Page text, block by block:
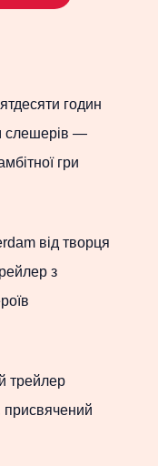
годин
слешерів —
гри
від творця
з
трейлер
присвячений